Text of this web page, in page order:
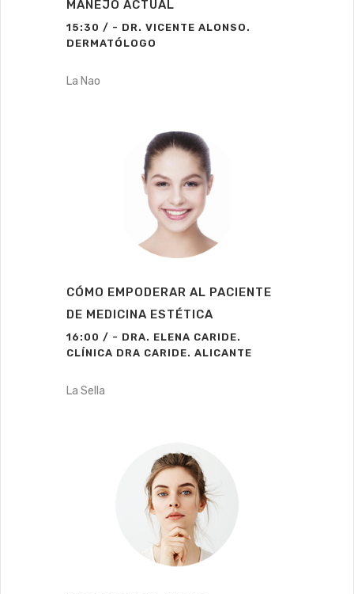
MANEJO ACTUAL
15:30 / - DR. VICENTE ALONSO.
DERMATÓLOGO
La Nao
CÓMO EMPODERAR AL PACIENTE
DE MEDICINA ESTÉTICA
16:00 / - DRA. ELENA CARIDE.
CLÍNICA DRA CARIDE. ALICANTE
La Sella